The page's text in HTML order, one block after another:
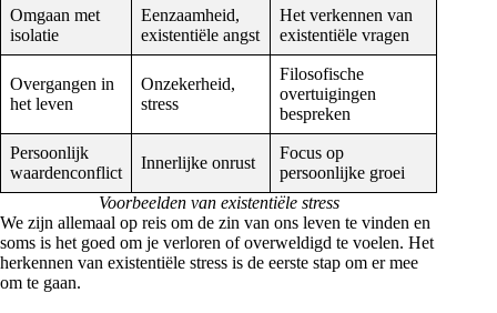
Omgaan met
isolatie
Eenzaamheid,
existentiële angst
Het verkennen van
existentiële vragen
Overgangen in
het leven
Onzekerheid,
stress
Filosofische
overtuigingen
bespreken
Persoonlijk
waardenconflict
Innerlijke onrust
Focus op
persoonlijke groei
Voorbeelden van existentiële stress
We zijn allemaal op reis om de zin van ons leven te vinden en
soms is het goed om je verloren of overweldigd te voelen. Het
herkennen van existentiële stress is de eerste stap om er mee
om te gaan.